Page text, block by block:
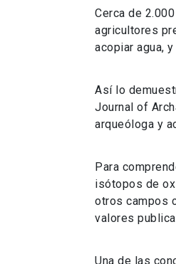
Cerca de
agricultores
acopiar agua,
Así lo
Journal of
arqueóloga y
Para
isótopos de
otros campos
valores
Una de las